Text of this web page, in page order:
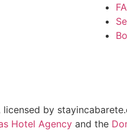
by
Hotel Agency and the